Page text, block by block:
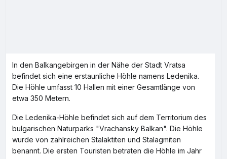
In den Balkangebirgen in der Nähe der Stadt Vratsa
befindet sich eine erstaunliche Höhle namens Ledenika.
Die Höhle umfasst 10 Hallen mit einer Gesamtlänge von
etwa 350 Metern.
Die Ledenika-Höhle befindet sich auf dem Territorium des
bulgarischen Naturparks "Vrachansky Balkan". Die Höhle
wurde von zahlreichen Stalaktiten und Stalagmiten
benannt. Die ersten Touristen betraten die Höhle im Jahr